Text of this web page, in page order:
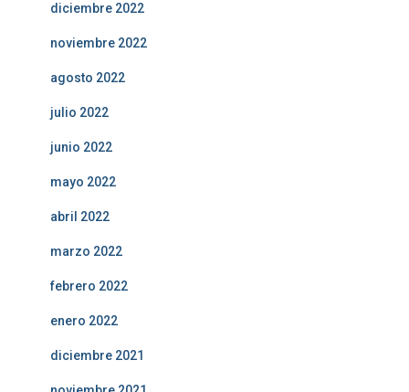
diciembre 2022
noviembre 2022
agosto 2022
julio 2022
junio 2022
mayo 2022
abril 2022
marzo 2022
febrero 2022
enero 2022
diciembre 2021